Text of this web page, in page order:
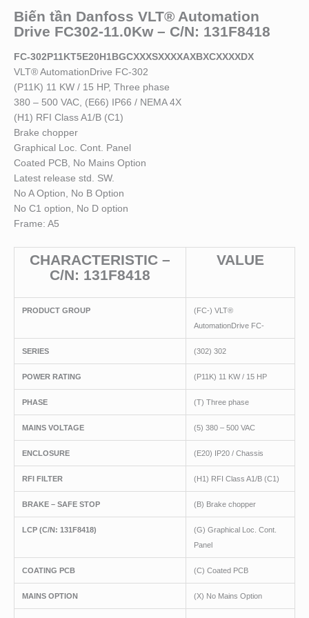
Biến tần Danfoss VLT® Automation
Drive FC302-11.0Kw – C/N: 131F8418
FC-302P11KT5E20H1BGCXXXSXXXXAXBXCXXXXDX
VLT® AutomationDrive FC-302
(P11K) 11 KW / 15 HP, Three phase
380 – 500 VAC, (E66) IP66 / NEMA 4X
(H1) RFI Class A1/B (C1)
Brake chopper
Graphical Loc. Cont. Panel
Coated PCB, No Mains Option
Latest release std. SW.
No A Option, No B Option
No C1 option, No D option
Frame: A5
CHARACTERISTIC –
C/N: 131F8418
VALUE
PRODUCT GROUP
(FC-) VLT®
AutomationDrive FC-
SERIES (302) 302
POWER RATING (P11K) 11 KW / 15 HP
PHASE (T) Three phase
MAINS VOLTAGE (5) 380 – 500 VAC
ENCLOSURE (E20) IP20 / Chassis
RFI FILTER (H1) RFI Class A1/B (C1)
BRAKE – SAFE STOP (B) Brake chopper
LCP (C/N: 131F8418)
(G) Graphical Loc. Cont.
Panel
COATING PCB (C) Coated PCB
MAINS OPTION (X) No Mains Option